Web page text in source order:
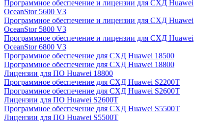
Программное обеспечение и лицензии для СХД Huawei
OceanStor 5600 V3
Программное обеспечение и лицензии для СХД Huawei
OceanStor 5800 V3
Программное обеспечение и лицензии для СХД Huawei
OceanStor 6800 V3
Программное обеспечение для СХД Huawei 18500
Программное обеспечение для СХД Huawei 18800
Лицензии для ПО Huawei 18800
Программное обеспечение для СХД Huawei S2200T
Программное обеспечение для СХД Huawei S2600T
Лицензии для ПО Huawei S2600T
Программное обеспечение для СХД Huawei S5500T
Лицензии для ПО Huawei S5500T